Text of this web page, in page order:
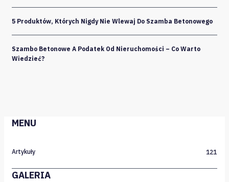
5 Produktów, Których Nigdy Nie Wlewaj Do Szamba Betonowego
Szambo Betonowe A Podatek Od Nieruchomości – Co Warto
Wiedzieć?
MENU
Artykuły 121
GALERIA